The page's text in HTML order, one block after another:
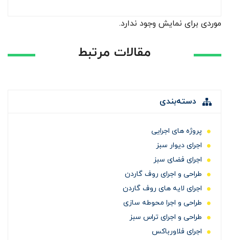
موردی برای نمایش وجود ندارد.
مقالات مرتبط
دسته‌بندی
پروژه های اجرایی
اجرای دیوار سبز
اجرای فضای سبز
طراحی و اجرای روف گاردن
اجرای لایه های روف گاردن
طراحی و اجرا محوطه سازی
طراحی و اجرای تراس سبز
اجرای فلاورباکس